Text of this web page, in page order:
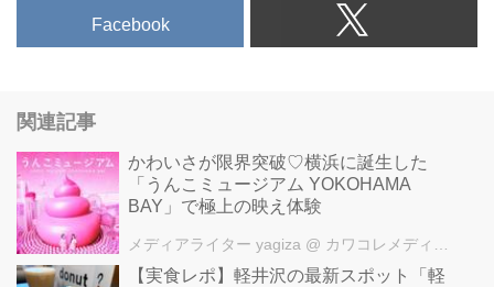
Facebook
関連記事
かわいさが限界突破♡横浜に誕生した
「うんこミュージアム YOKOHAMA
BAY」で極上の映え体験
メディアライター yagiza @ カワコレメディア編集部
【実食レポ】軽井沢の最新スポット「軽